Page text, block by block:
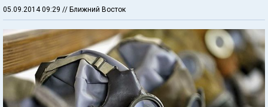
05.09.2014 09:29 // Ближний Восток